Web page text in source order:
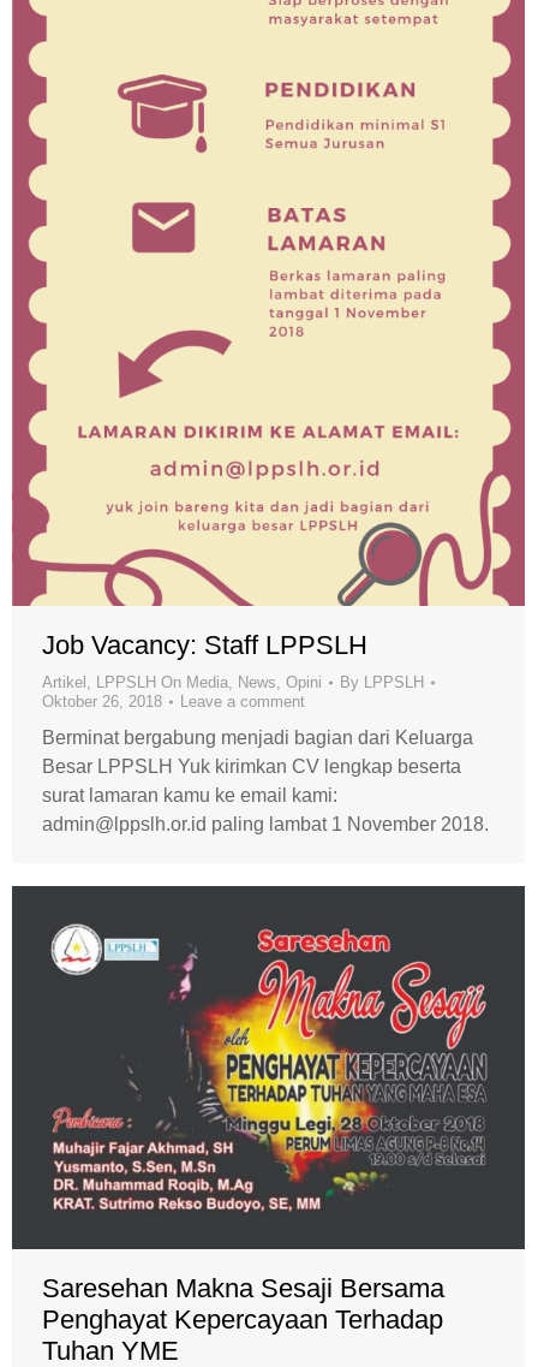
Job Vacancy: Staff LPPSLH
Artikel LPPSLH On Media News Opini By LPPSLH
Oktober 26, 2018
Leave a comment
Berminat bergabung menjadi bagian dari Keluarga
Besar LPPSLH Yuk kirimkan CV lengkap beserta
surat lamaran kamu ke email kami:
admin@lppslh.or.id paling lambat 1 November 2018.
Saresehan Makna Sesaji Bersama
Penghayat Kepercayaan Terhadap
Tuhan YME